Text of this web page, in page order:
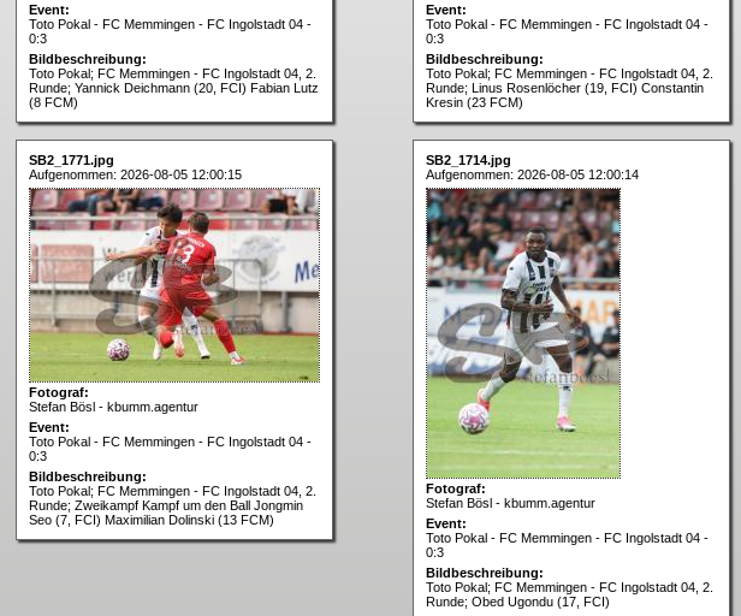
Event:
Toto Pokal - FC Memmingen - FC Ingolstadt 04 -
0:3
Bildbeschreibung:
Toto Pokal; FC Memmingen - FC Ingolstadt 04, 2.
Runde; Yannick Deichmann (20, FCI) Fabian Lutz
(8 FCM)
Event:
Toto Pokal - FC Memmingen - FC Ingolstadt 04 -
0:3
Bildbeschreibung:
Toto Pokal; FC Memmingen - FC Ingolstadt 04, 2.
Runde; Linus Rosenlöcher (19, FCI) Constantin
Kresin (23 FCM)
SB2_1771.jpg
Aufgenommen: 2026-08-05 12:00:15
Fotograf:
Stefan Bösl - kbumm.agentur
Event:
Toto Pokal - FC Memmingen - FC Ingolstadt 04 -
0:3
Bildbeschreibung:
Toto Pokal; FC Memmingen - FC Ingolstadt 04, 2.
Runde; Zweikampf Kampf um den Ball Jongmin
Seo (7, FCI) Maximilian Dolinski (13 FCM)
SB2_1714.jpg
Aufgenommen: 2026-08-05 12:00:14
Fotograf:
Stefan Bösl - kbumm.agentur
Event:
Toto Pokal - FC Memmingen - FC Ingolstadt 04 -
0:3
Bildbeschreibung:
Toto Pokal; FC Memmingen - FC Ingolstadt 04, 2.
Runde; Obed Ugondu (17, FCI)